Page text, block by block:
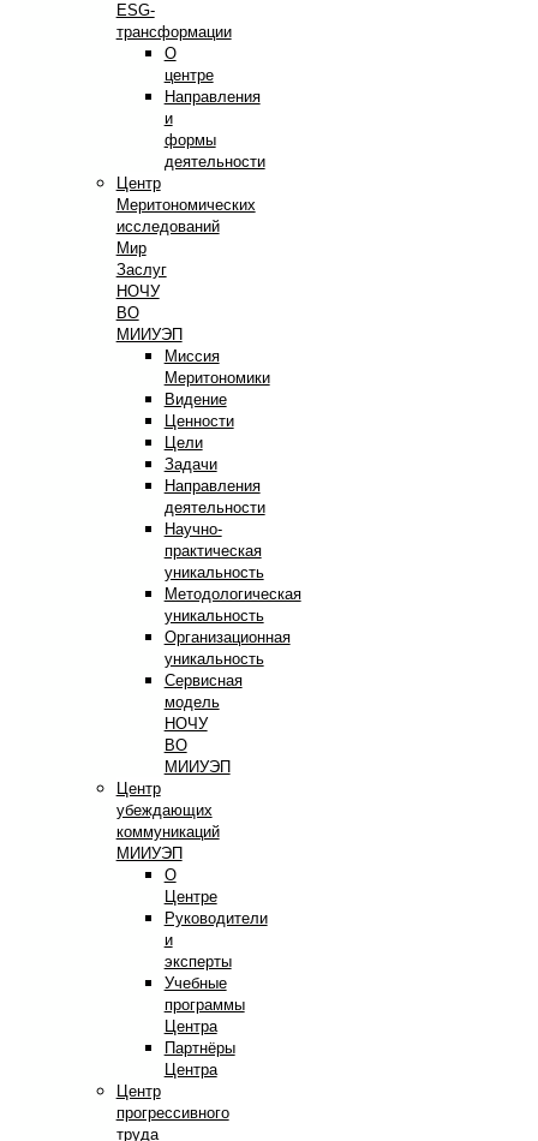
ESG-
трансформации
О
центре
Направления
и
формы
деятельности
Центр
Меритономических
исследований
Мир
Заслуг
НОЧУ
ВО
МИИУЭП
Миссия
Меритономики
Видение
Ценности
Цели
Задачи
Направления
деятельности
Научно-
практическая
уникальность
Методологическая
уникальность
Организационная
уникальность
Сервисная
модель
НОЧУ
ВО
МИИУЭП
Центр
убеждающих
коммуникаций
МИИУЭП
О
Центре
Руководители
и
эксперты
Учебные
программы
Центра
Партнёры
Центра
Центр
прогрессивного
труда